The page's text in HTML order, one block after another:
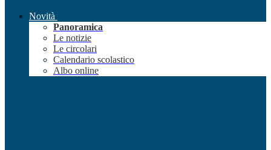
Novità
Panoramica
Le notizie
Le circolari
Calendario scolastico
Albo online